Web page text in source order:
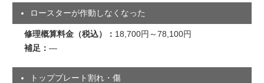
ロースターが作動しなくなった
18,700円～78,100円
―
トッププレート割れ・傷